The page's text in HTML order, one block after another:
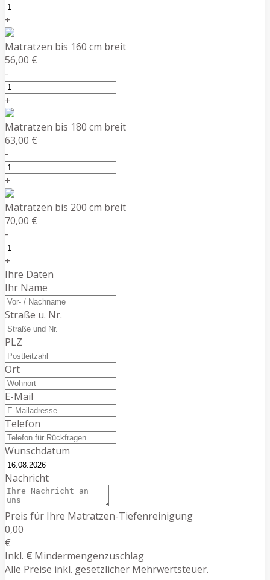
+
Matratzen bis 160 cm breit
56,00 €
-
+
Matratzen bis 180 cm breit
63,00 €
-
+
Matratzen bis 200 cm breit
70,00 €
-
+
Ihre Daten
Ihr Name
Straße u. Nr.
PLZ
Ort
E-Mail
Telefon
Wunschdatum
Nachricht
Preis für Ihre Matratzen-Tiefenreinigung
0,00
€
Inkl. € Mindermengenzuschlag
Alle Preise inkl. gesetzlicher Mehrwertsteuer.